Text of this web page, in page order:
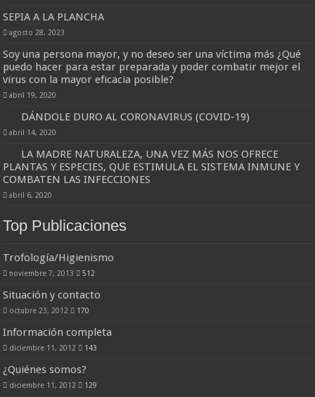
SEPIA A LA PLANCHA
agosto 28, 2023
Soy una persona mayor, y no deseo ser una víctima más ¿Qué
puedo hacer para estar preparada y poder combatir mejor el
virus con la mayor eficacia posible?
abril 19, 2020
DÁNDOLE DURO AL CORONAVIRUS (COVID-19)
abril 14, 2020
LA MADRE NATURALEZA, UNA VEZ MÁS NOS OFRECE
PLANTAS Y ESPECIES, QUE ESTIMULA EL SISTEMA INMUNE Y
COMBATEN LAS INFECCIONES
abril 6, 2020
Top Publicaciones
Trofología/Higienismo
noviembre 7, 2013 512
Situación y contacto
octubre 23, 2012 170
Información completa
diciembre 11, 2012 143
¿Quiénes somos?
diciembre 11, 2012 129